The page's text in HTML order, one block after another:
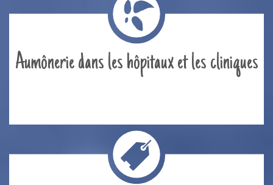
Aumônerie dans les hôpitaux et les cliniques